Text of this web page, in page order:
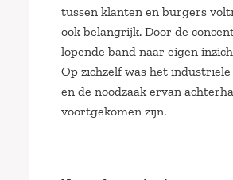
tussen klanten en burgers
ook belangrijk. Door de
lopende band naar eigen
Op zichzelf was het
en de noodzaak ervan
voortgekomen zijn.